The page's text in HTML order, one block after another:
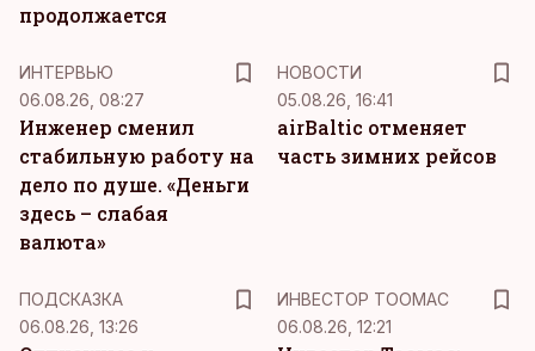
продолжается
ИНТЕРВЬЮ
06.08.26, 08:27
Инженер сменил
стабильную работу на
дело по душе. «Деньги
здесь – слабая
валюта»
НОВОСТИ
05.08.26, 16:41
airBaltic отменяет
часть зимних рейсов
ПОДСКАЗКА
06.08.26, 13:26
ИНВЕСТОР ТООМАС
06.08.26, 12:21